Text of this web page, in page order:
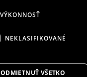
hovorí
UK.
od roku 1973 a
VÝKONNOSŤ
NEKLASIFIKOVANÉ
ODMIETNUŤ VŠETKO